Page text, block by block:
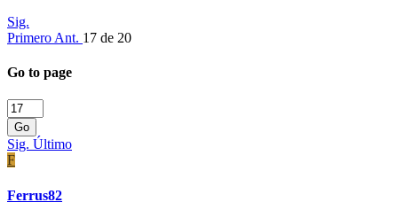
Sig.
Primero Ant. 17 de 20
Go to page
Go
Sig. Último
F
Ferrus82